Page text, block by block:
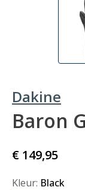
Dakine
Baron
€ 149,95
Kleur: Black